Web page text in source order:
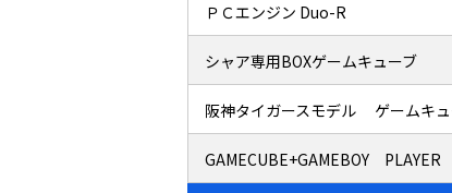
ＰＣエンジン Duo-R
シャア専用BOXゲームキューブ
阪神タイガースモデル ゲームキュ
GAMECUBE+GAMEBOY